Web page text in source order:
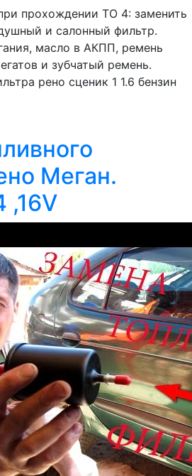
прохождении ТО 4: заменить
и салонный фильтр.
масло в АКПП, ремень
и зубчатый ремень.
рено сценик 1 1.6 бензин
Меган.
,16V